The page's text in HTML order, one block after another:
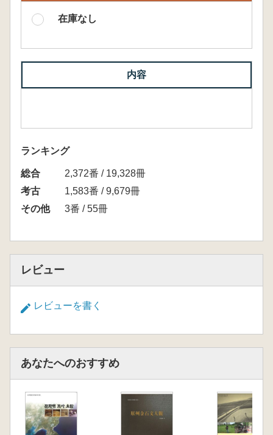
在庫なし
内容
ランキング
総合
2,372番 / 19,328冊
考古
1,583番 / 9,679冊
その他
3番 / 55冊
レビュー
レビューを書く
あなたへのおすすめ